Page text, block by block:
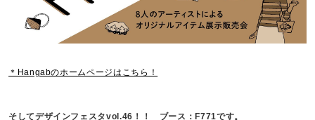
＊Hangabのホームページはこちら！
そしてデザインフェスタvol.46！！ ブース：F771です。